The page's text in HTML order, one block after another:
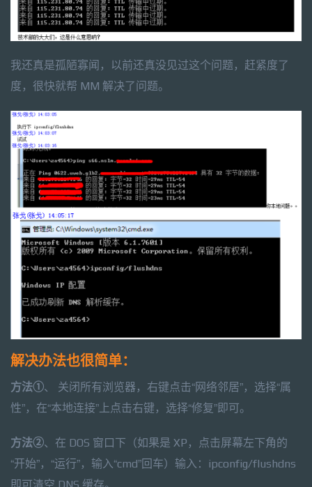
我还真是孤陋寡闻，以前还真没见过这个问题，赶紧度了
度，很快就帮 MM 解决了问题。
解决办法也很简单：
方法①、 关闭所有浏览器，右键点击“网络邻居”，选择“属
性”，在“本地连接”上点击右键，选择“修复”即可。
方法②、在 DOS 窗口下（如果是 XP，点击屏幕左下角的
“开始”，“运行”，输入“cmd”回车）输入：ipconfig/flushdns